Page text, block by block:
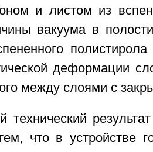
и листом из
вакуума в
деформации
между слоями с
технический
что в устройстве